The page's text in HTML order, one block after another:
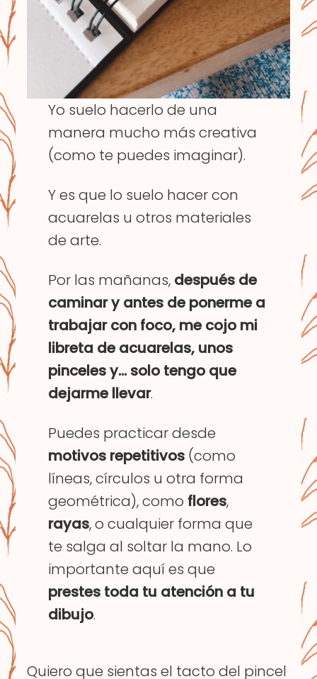
Yo suelo hacerlo de una
manera mucho más creativa
(como te puedes imaginar).
Y es que lo suelo hacer con
acuarelas u otros materiales
de arte.
Por las mañanas, después de
caminar y antes de ponerme a
trabajar con foco, me cojo mi
libreta de acuarelas, unos
pinceles y… solo tengo que
dejarme llevar.
Puedes practicar desde
motivos repetitivos (como
líneas, círculos u otra forma
geométrica), como flores,
rayas, o cualquier forma que
te salga al soltar la mano. Lo
importante aquí es que
prestes toda tu atención a tu
dibujo.
Quiero que sientas el tacto del pincel